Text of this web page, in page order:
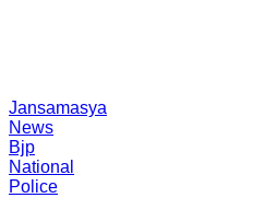
Jansamasya
News
Bjp
National
Police